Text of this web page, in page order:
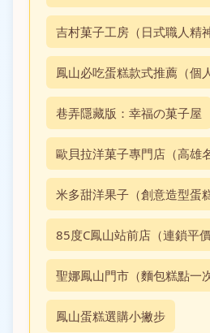
吉村菓子工房（日式職人精
鳳山必吃蛋糕款式推薦（個
巷弄隱藏版：幸福の菓子屋
歐貝拉洋菓子專門店（高雄
米多甜洋果子（創意造型蛋
85度C鳳山站前店（連鎖平價
聖娜鳳山門市（麵包糕點一
鳳山蛋糕選購小撇步